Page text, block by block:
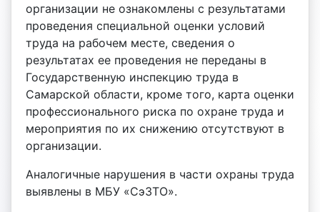
организации не ознакомлены с результатами
проведения специальной оценки условий
труда на рабочем месте, сведения о
результатах ее проведения не переданы в
Государственную инспекцию труда в
Самарской области, кроме того, карта оценки
профессионального риска по охране труда и
мероприятия по их снижению отсутствуют в
организации.
Аналогичные нарушения в части охраны труда
выявлены в МБУ «СэЗТО».